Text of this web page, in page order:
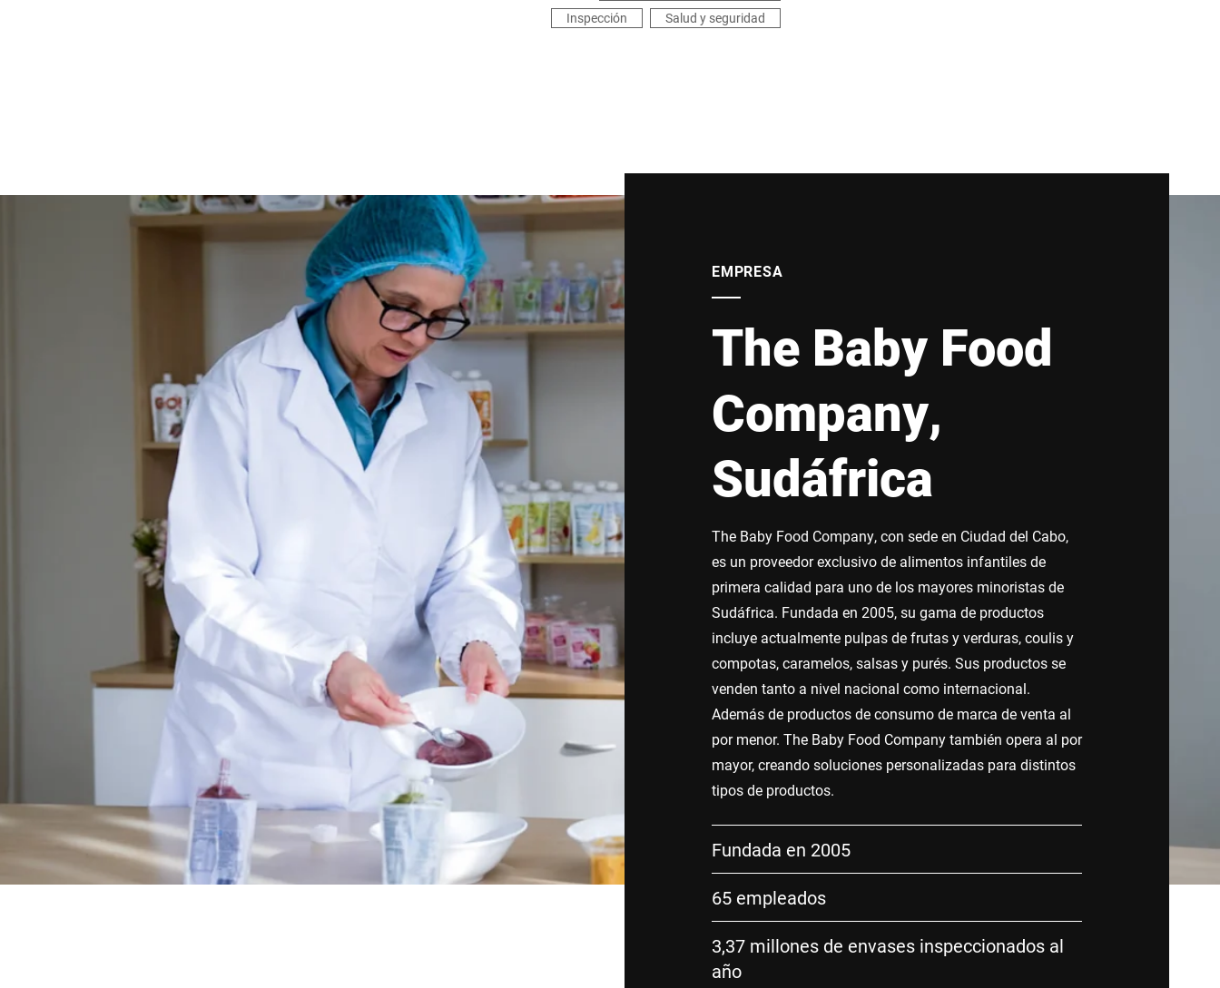
Inspección
Salud y seguridad
EMPRESA
The Baby Food
Company,
Sudáfrica
The Baby Food Company, con sede en Ciudad del Cabo,
es un proveedor exclusivo de alimentos infantiles de
primera calidad para uno de los mayores minoristas de
Sudáfrica. Fundada en 2005, su gama de productos
incluye actualmente pulpas de frutas y verduras, coulis y
compotas, caramelos, salsas y purés. Sus productos se
venden tanto a nivel nacional como internacional.
Además de productos de consumo de marca de venta al
por menor. The Baby Food Company también opera al por
mayor, creando soluciones personalizadas para distintos
tipos de productos.
Fundada en 2005
65 empleados
3,37 millones de envases inspeccionados al
año